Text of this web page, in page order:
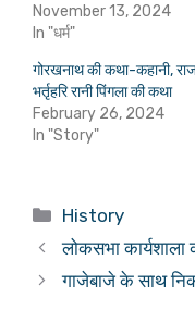
November 13, 2024
In "धर्म"
गोरखनाथ की कथा-कहानी,
भर्तृहरि रानी पिंगला की कथा
February 26, 2024
In "Story"
Categories
History
लोकसभा
गाजेबाजे के साथ